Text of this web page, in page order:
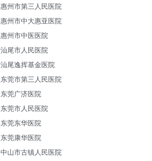
惠州市第三人民医院
惠州市中大惠亚医院
惠州市中医医院
汕尾市人民医院
汕尾逸挥基金医院
东莞市第三人民医院
东莞广济医院
东莞市人民医院
东莞东华医院
东莞康华医院
中山市古镇人民医院